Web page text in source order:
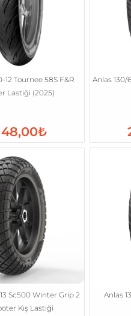
12 Tournee 58S F&R
Lastiği (2025)
Anlas 130/
Sc500 Winter Grip 2
Kış Lastiği
Anlas